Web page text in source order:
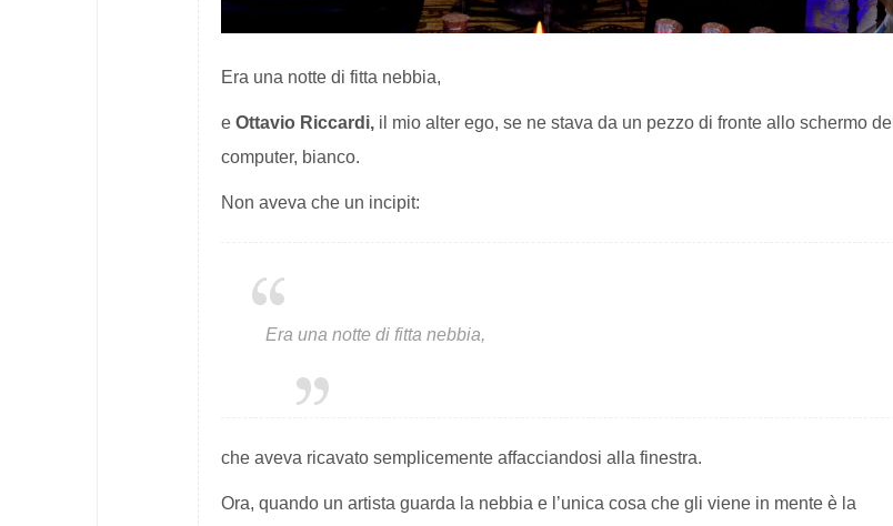
Era una notte di fitta nebbia,
eOttavio Riccardi, il mio alter ego, se ne stava da un pezzo di fronte allo schermo del
computer, bianco.
Non aveva che un incipit:
Era una notte di fitta nebbia,
che aveva ricavato semplicemente affacciandosi alla finestra.
Ora, quando un artista guarda la nebbia e l’unica cosa che gli viene in mente è la